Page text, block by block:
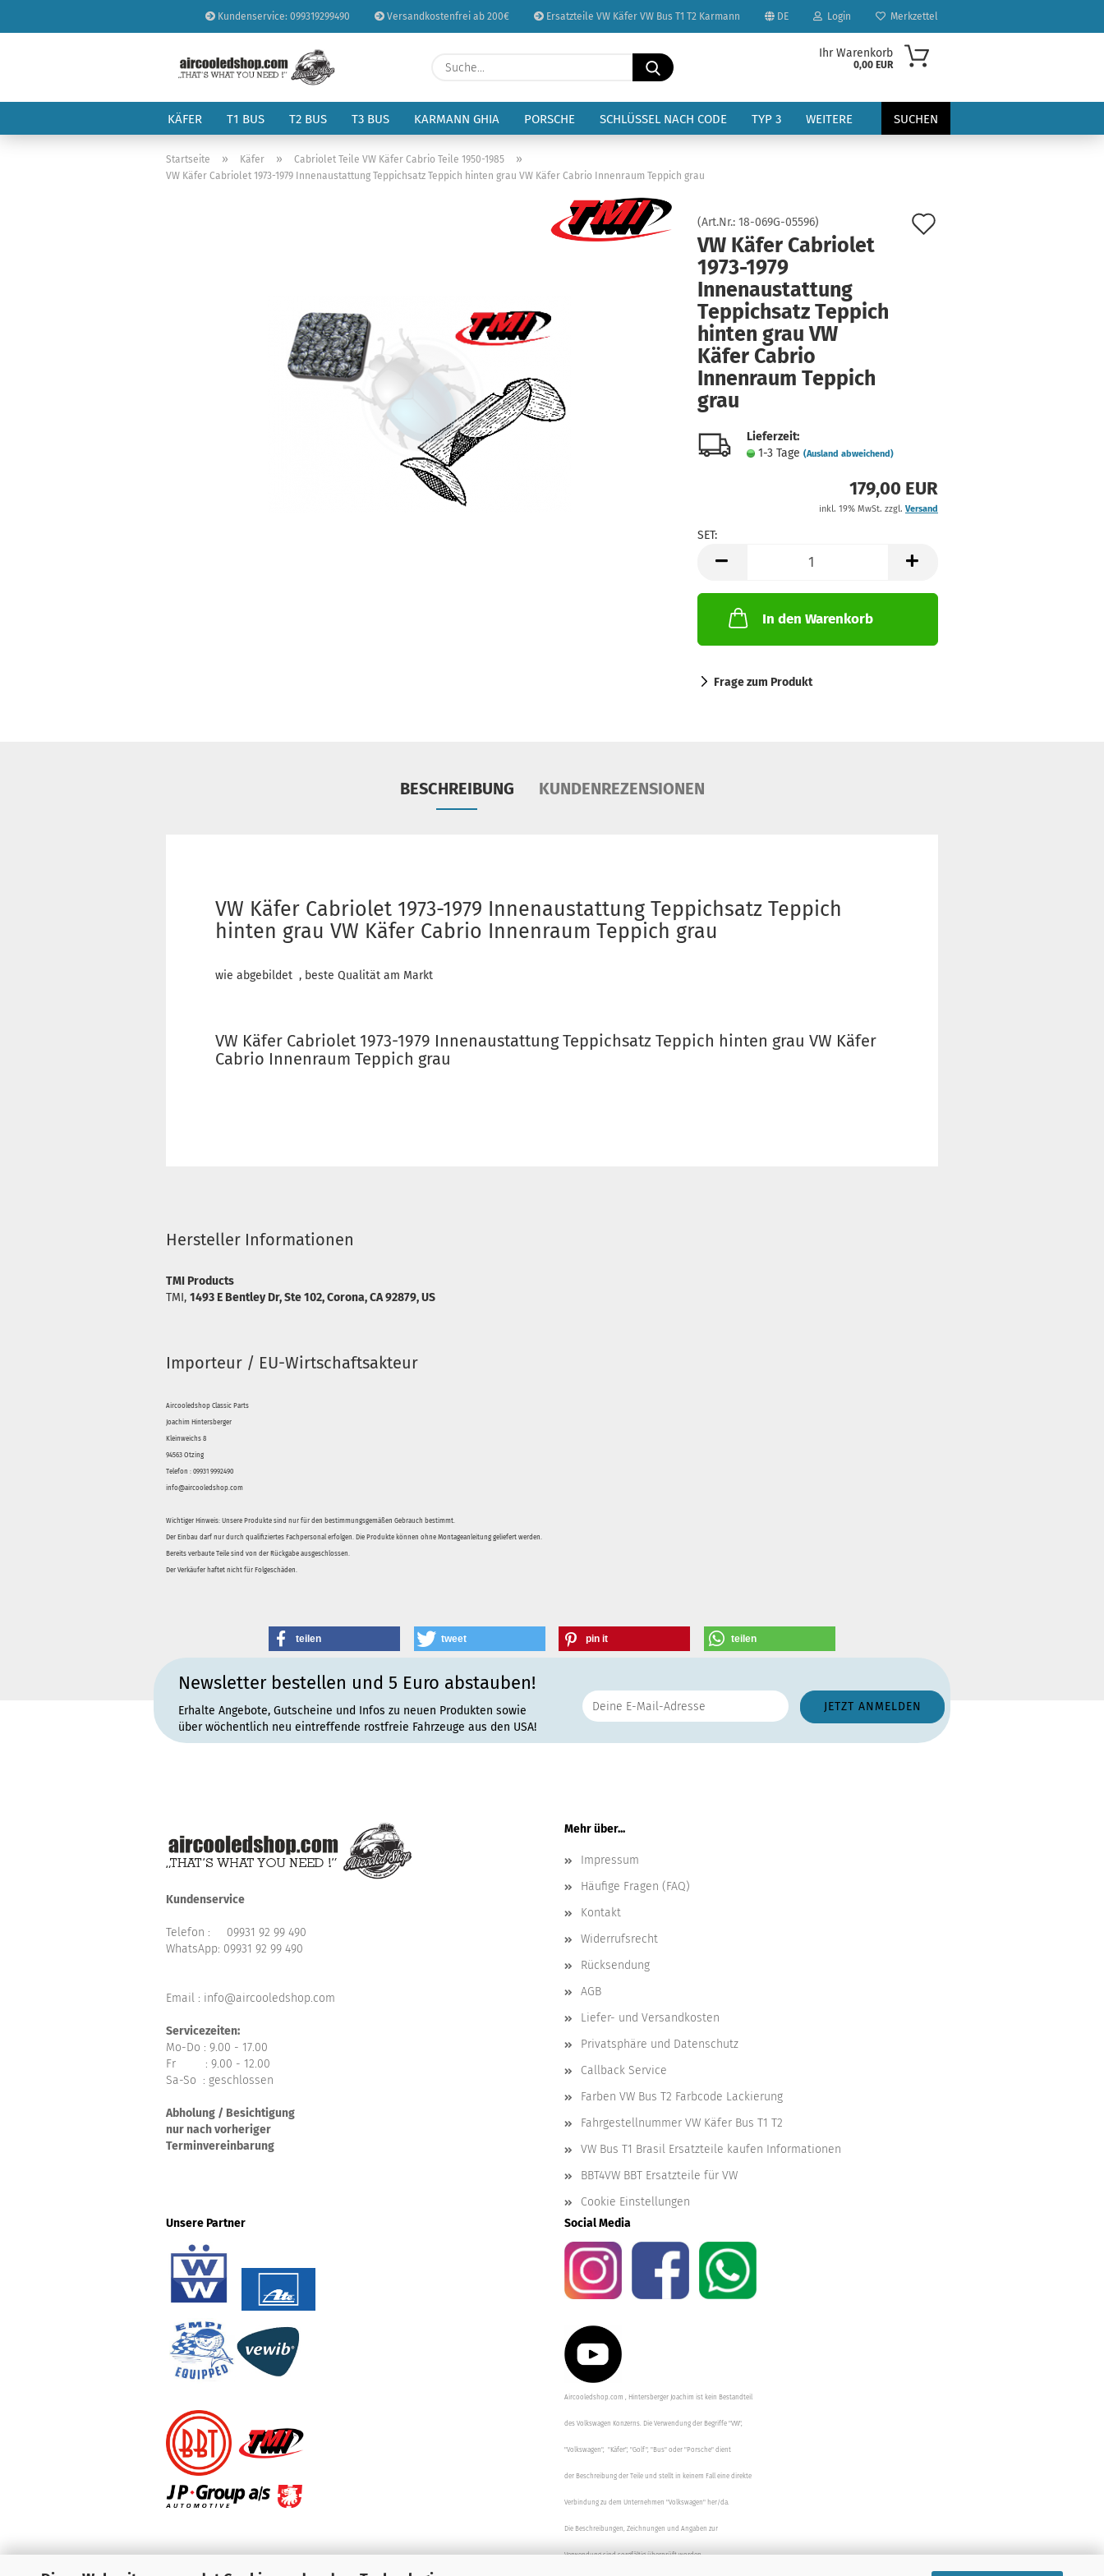
Kundenservice: 099319299490 Versandkostenfrei ab 200€ Ersatzteile VW Käfer VW Bus T1 T2 Karmann DE
Sprache auswählen
Lieferland
Login
Konto erstellen
Passwort vergessen?
Merkzettel
Suche...
Ihr Warenkorb
0,00 EUR
KÄFER T1 BUS T2 BUS T3 BUS KARMANN GHIA PORSCHE SCHLÜSSEL NACH CODE TYP 3 SUCHEN
WEITERE
Startseite » Käfer » Cabriolet Teile VW Käfer Cabrio Teile 1950-1985 »
VW Käfer Cabriolet 1973-1979 Innenaustattung Teppichsatz Teppich hinten grau VW Käfer Cabrio Innenraum Teppich grau
(Art.Nr.: 18-069G-05596)
VW Käfer Cabriolet
1973-1979
Innenaustattung
Teppichsatz Teppich
hinten grau VW
Käfer Cabrio
Innenraum Teppich
grau
Lieferzeit:
1-3 Tage (Ausland abweichend)
179,00 EUR
inkl. 19% MwSt. zzgl. Versand
SET:
In den Warenkorb
Frage zum Produkt
BESCHREIBUNG KUNDENREZENSIONEN
VW Käfer Cabriolet 1973-1979 Innenaustattung Teppichsatz Teppich
hinten grau VW Käfer Cabrio Innenraum Teppich grau
wie abgebildet , beste Qualität am Markt
VW Käfer Cabriolet 1973-1979 Innenaustattung Teppichsatz Teppich hinten grau VW Käfer
Cabrio Innenraum Teppich grau
Hersteller Informationen
TMI Products
TMI, 1493 E Bentley Dr, Ste 102, Corona, CA 92879, US
Importeur / EU-Wirtschaftsakteur
Aircooledshop Classic Parts
Joachim Hintersberger
Kleinweichs 8
94563 Otzing
Telefon : 09931 9992490
info@aircooledshop.com
Wichtiger Hinweis: Unsere Produkte sind nur für den bestimmungsgemäßen Gebrauch bestimmt.
Der Einbau darf nur durch qualifiziertes Fachpersonal erfolgen. Die Produkte können ohne Montageanleitung geliefert werden.
Bereits verbaute Teile sind von der Rückgabe ausgeschlossen.
Der Verkäufer haftet nicht für Folgeschäden.
teilen tweet pin it teilen
Newsletter bestellen und 5 Euro abstauben!
Erhalte Angebote, Gutscheine und Infos zu neuen Produkten sowie
über wöchentlich neu eintreffende rostfreie Fahrzeuge aus den USA!
Kundenservice
Telefon : 09931 92 99 490
WhatsApp: 09931 92 99 490
Email : info@aircooledshop.com
Servicezeiten:
Mo-Do : 9.00 - 17.00
Fr : 9.00 - 12.00
Sa-So : geschlossen
Abholung / Besichtigung
nur nach vorheriger
Terminvereinbarung
Mehr über...
Impressum
Häufige Fragen (FAQ)
Kontakt
Widerrufsrecht
Rücksendung
AGB
Liefer- und Versandkosten
Privatsphäre und Datenschutz
Callback Service
Farben VW Bus T2 Farbcode Lackierung
Fahrgestellnummer VW Käfer Bus T1 T2
VW Bus T1 Brasil Ersatzteile kaufen Informationen
BBT4VW BBT Ersatzteile für VW
Cookie Einstellungen
Unsere Partner
Social Media
Aircooledshop.com , Hintersberger Joachim ist kein Bestandteil
des Volkswagen Konzerns. Die Verwendung der Begriffe "VW",
"Volkswagen", "Käfer", "Golf", "Bus" oder "Porsche" dient
der Beschreibung der Teile und stellt in keinem Fall eine direkte
Verbindung zu dem Unternehmen "Volkswagen" her/da.
Die Beschreibungen, Zeichnungen und Angaben zur
Verwendung sind sorgfältig überprüft worden.